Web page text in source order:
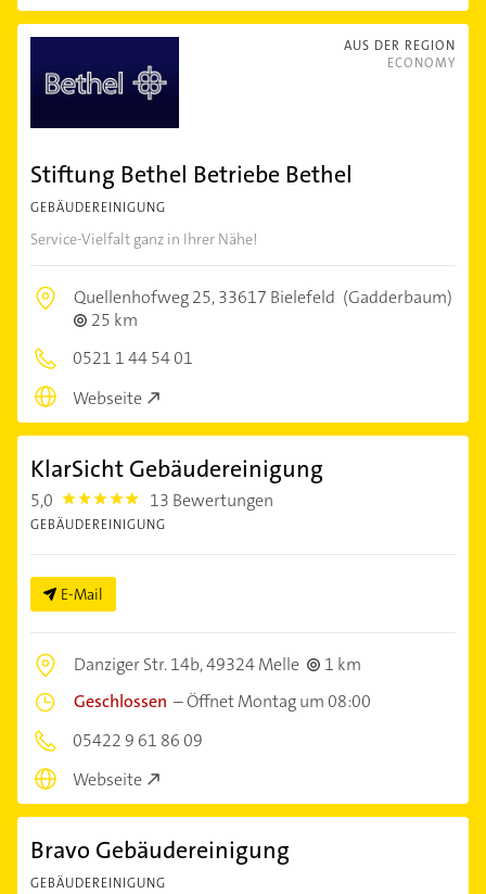
AUS DER REGION
ECONOMY
Stiftung Bethel Betriebe Bethel
GEBÄUDEREINIGUNG
Service-Vielfalt ganz in Ihrer Nähe!
Quellenhofweg 25,33617 Bielefeld (Gadderbaum)
25 km
0521 1 44 54 01
Webseite
KlarSicht Gebäudereinigung
5,0 5.0 13 Bewertungen
GEBÄUDEREINIGUNG
E-Mail
Danziger Str. 14b,49324 Melle
1 km
Geschlossen –Öffnet Montag um 08:00
05422 9 61 86 09
Webseite
Bravo Gebäudereinigung
GEBÄUDEREINIGUNG